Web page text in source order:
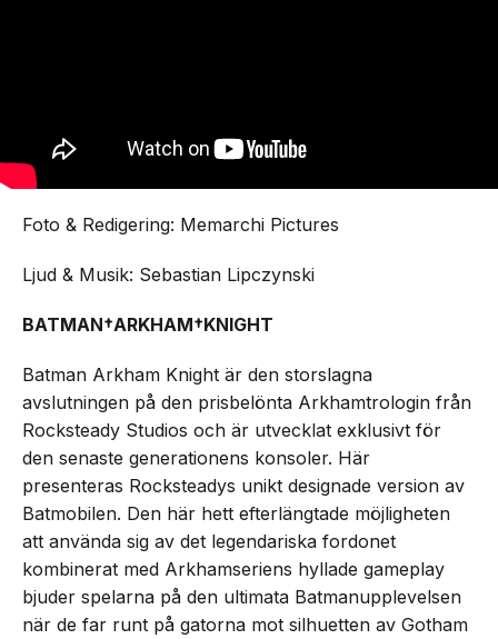
Foto & Redigering: Memarchi Pictures
Ljud & Musik: Sebastian Lipczynski
BATMAN†ARKHAM†KNIGHT
Batman Arkham Knight är den storslagna
avslutningen på den prisbelönta Arkhamtrologin från
Rocksteady Studios och är utvecklat exklusivt för
den senaste generationens konsoler. Här
presenteras Rocksteadys unikt designade version av
Batmobilen. Den här hett efterlängtade möjligheten
att använda sig av det legendariska fordonet
kombinerat med Arkhamseriens hyllade gameplay
bjuder spelarna på den ultimata Batmanupplevelsen
när de far runt på gatorna mot silhuetten av Gotham